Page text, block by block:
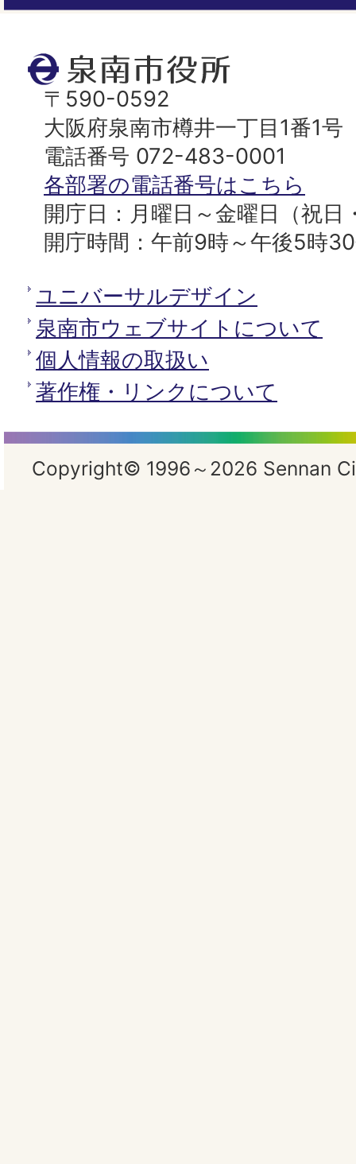
泉
南
市
役
所
〒590-0592
大阪府泉南市樽井一丁目1番1号
電話番号 072-483-0001
各部署の電話番号はこちら
開庁日：月曜日～金曜日（祝日
開庁時間：午前9時～午後5時
ユニバーサルデザイン
泉南市ウェブサイトについて
個人情報の取扱い
著作権・リンクについて
Copyright© 1996～2026 Sennan